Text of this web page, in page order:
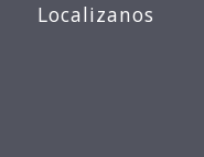
Localizanos